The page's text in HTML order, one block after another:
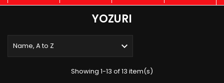
YOZURI
Name, A to Z 
Showing 1-13 of 13 item(s)